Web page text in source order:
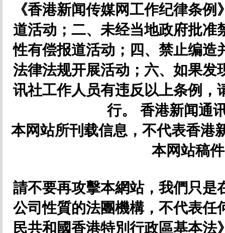
《香港新闻传媒网工作纪律条
道活动；二、未经当地政府批
性有偿报道活动；四、禁止编造
法律法规开展活动；六、如果发
讯社工作人员有违反以上条例，
行。 香港新闻通
本网站所刊载信息，不代表香港
本网站稿
請不要再攻擊本網站，我們只是
公司性質的法團機構，不代表任
民共和國香港特別行政區基本